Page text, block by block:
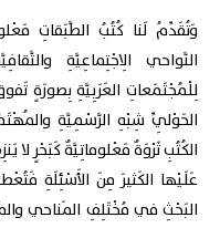
وَتُقَدِّمُ لَنا كُتُبُ الطَّبَقاتِ
النَّواحي الِاجْتِماعِيَّةِ
لِلْمُجْتَمَعاتِ العَرَبِيَّةِ بِصورَةٍ
الحَوْلِيِّ شِبْهِ الرَّسْمِيَّةِ
الكُتُبِ ثَرْوَةٌ مَعْلوماتِيَّةٌ كَبَحْرٍ لا
عَلَيْها الكَثيرَ مِنَ الأَسْئِلَةِ
البَحْثِ في مُخْتَلِفِ المَناحي